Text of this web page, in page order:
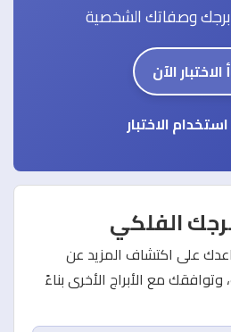
وصفاتك الشخصية
الاختبار الآن
الاختبار
الفلكي
على اكتشاف المزيد عن
مع الأبراج الأخرى بناءً